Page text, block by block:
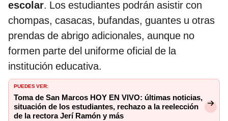
escolar. Los estudiantes podrán asistir con
chompas, casacas, bufandas, guantes u otras
prendas de abrigo adicionales, aunque no
formen parte del uniforme oficial de la
institución educativa.
PUEDES VER:
Toma de San Marcos HOY EN VIVO: últimas noticias,
situación de los estudiantes, rechazo a la reelección
de la rectora Jerí Ramón y más